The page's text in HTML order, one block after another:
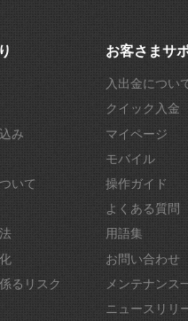
み
いて
るリスク
お客さまサ
入出金につい
クイック入金
マイページ
モバイル
操作ガイド
よくある質問
用語集
お問い合わせ
メンテナンス
ニュースリリ